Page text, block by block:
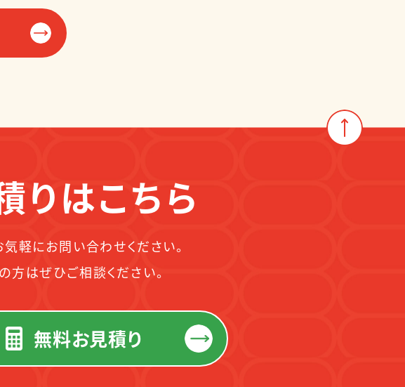
りはこちら
軽にお問い合わせください。
方はぜひご相談ください。
無料お見積り